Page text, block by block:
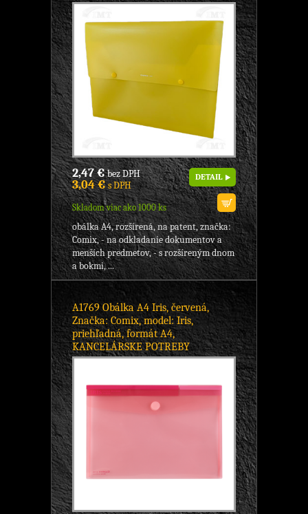
2,47 €bez DPH
3,04 €s DPH
Skladom viac ako 1000 ks
DETAIL
obálka A4, rozšírená, na patent, značka:
Comix, - na odkladanie dokumentov a
menších predmetov, - s rozšíreným dnom
a bokmi, ...
A1769 Obálka A4 Iris, červená,
Značka: Comix, model: Iris,
priehľadná, formát A4,
KANCELÁRSKE POTREBY